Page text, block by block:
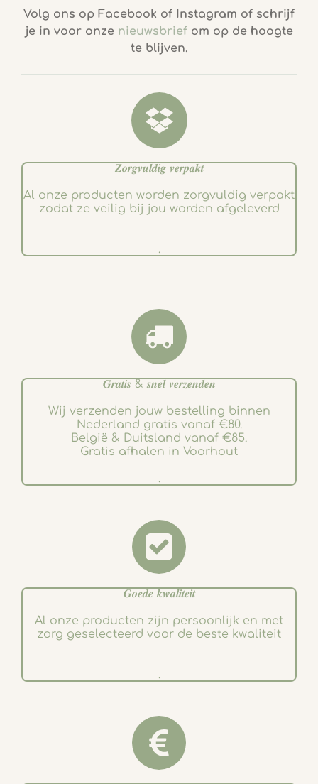
c
b
o
k
s
t
a
g
a
Volg ons op Facebook of Instagram of schrijf
je in voor onze nieuwsbrief om op de hoogte
te blijven.
𝒁𝒐𝒓𝒈𝒗𝒖𝒍𝒅𝒊𝒈 𝒗𝒆𝒓𝒑𝒂𝒌𝒕
Al onze producten worden zorgvuldig verpakt
zodat ze veilig bij jou worden afgeleverd
.
𝑮𝒓𝒂𝒕𝒊𝒔 & 𝒔𝒏𝒆𝒍 𝒗𝒆𝒓𝒛𝒆𝒏𝒅𝒆𝒏
Wij verzenden jouw bestelling binnen
Nederland gratis vanaf €80.
België & Duitsland vanaf €85.
Gratis afhalen in Voorhout
.
𝑮𝒐𝒆𝒅𝒆 𝒌𝒘𝒂𝒍𝒊𝒕𝒆𝒊𝒕
Al onze producten zijn persoonlijk en met
zorg geselecteerd voor de beste kwaliteit
.